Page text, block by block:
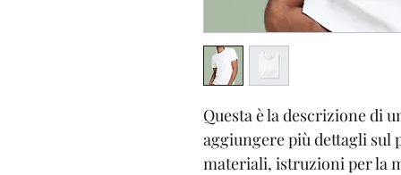
Questa è la descrizione di
aggiungere più dettagli sul
materiali, istruzioni per la